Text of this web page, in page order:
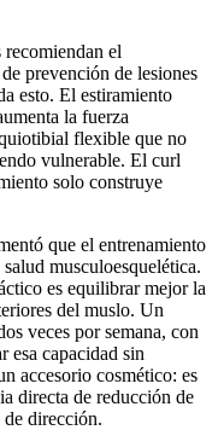
el
prevención de lesiones
esto. El estiramiento
la fuerza
flexible que no
vulnerable. El curl
solo construye
que el entrenamiento
musculoesquelética.
es equilibrar mejor la
del muslo. Un
veces por semana, con
esa capacidad sin
accesorio cosmético: es
directa de reducción de
dirección.